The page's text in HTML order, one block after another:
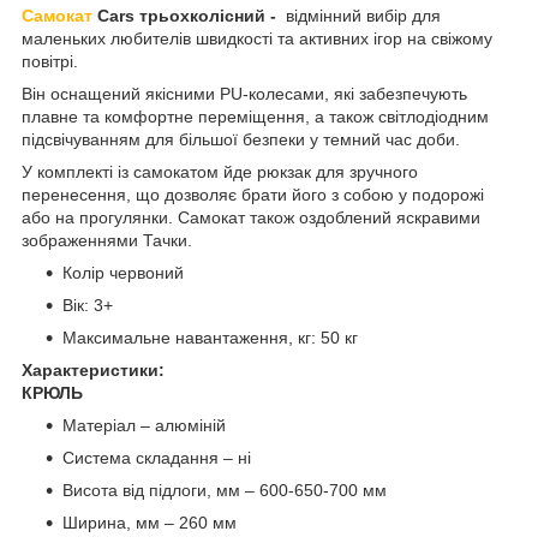
Самокат Cars трьохколісний -
відмінний вибір для
маленьких любителів швидкості та активних ігор на свіжому
повітрі.
Він оснащений якісними PU-колесами, які забезпечують
плавне та комфортне переміщення, а також світлодіодним
підсвічуванням для більшої безпеки у темний час доби.
У комплекті із самокатом йде рюкзак для зручного
перенесення, що дозволяє брати його з собою у подорожі
або на прогулянки. Самокат також оздоблений яскравими
зображеннями Тачки.
Колір червоний
Вік: 3+
Максимальне навантаження, кг: 50 кг
Характеристики:
КРЮЛЬ
Матеріал – алюміній
Система складання – ні
Висота від підлоги, мм – 600-650-700 мм
Ширина, мм – 260 мм